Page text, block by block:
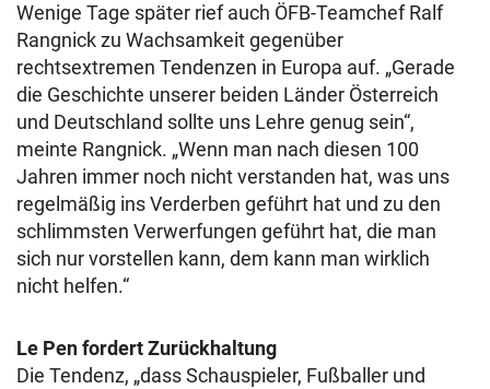
Wenige Tage später rief auch ÖFB-Teamchef Ralf
Rangnick zu Wachsamkeit gegenüber
rechtsextremen Tendenzen in Europa auf. „Gerade
die Geschichte unserer beiden Länder Österreich
und Deutschland sollte uns Lehre genug sein“,
meinte Rangnick. „Wenn man nach diesen 100
Jahren immer noch nicht verstanden hat, was uns
regelmäßig ins Verderben geführt hat und zu den
schlimmsten Verwerfungen geführt hat, die man
sich nur vorstellen kann, dem kann man wirklich
nicht helfen.“
Le Pen fordert Zurückhaltung
Die Tendenz, „dass Schauspieler, Fußballer und